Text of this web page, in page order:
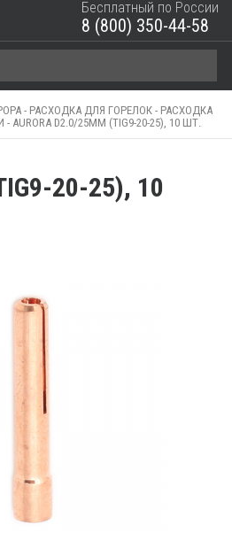
Бесплатный по России
8 (800) 350-44-58
- РАСХОДКА ДЛЯ ГОРЕЛОК - РАСХОДКА
- AURORA D2.0/25ММ (TIG9-20-25), 10 ШТ.
20-25), 10
ЗАКРЫТЬ КОРЗИНУ